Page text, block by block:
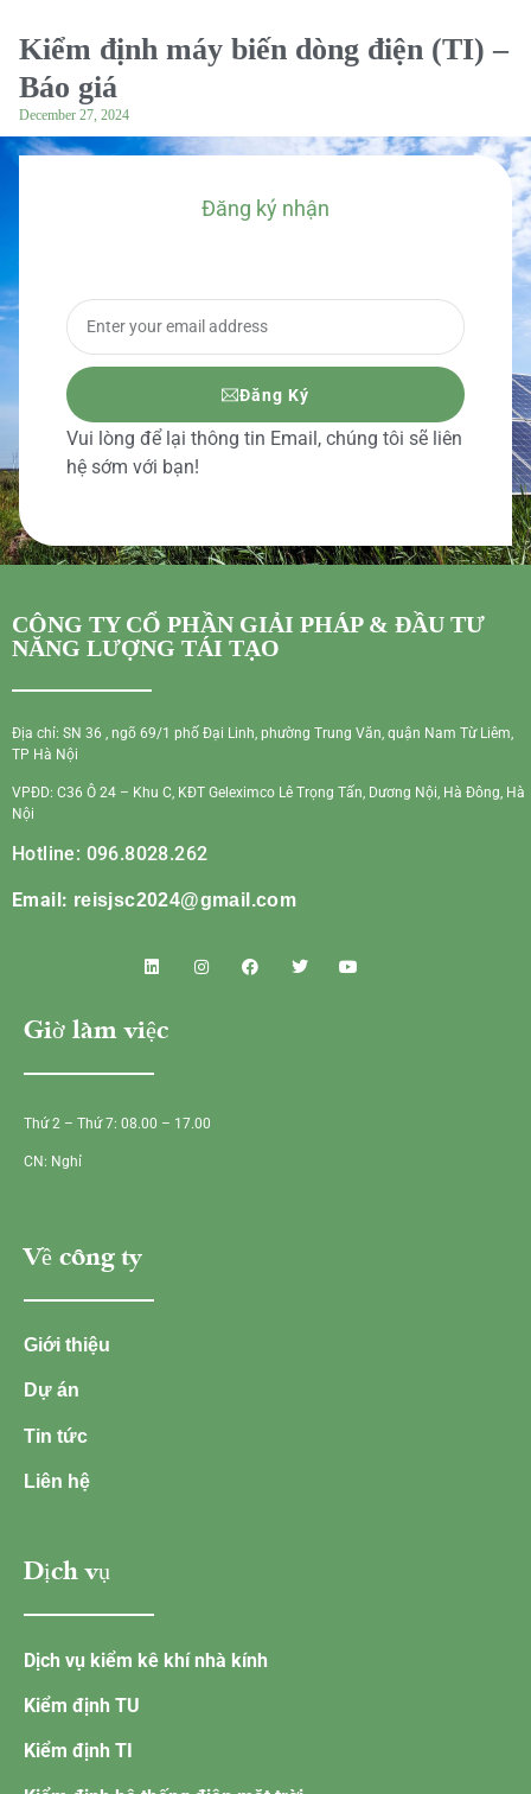
Kiểm định máy biến dòng điện (TI) –
Báo giá
December 27, 2024
Đăng ký nhận
Đăng Ký
Vui lòng để lại thông tin Email, chúng tôi sẽ liên
hệ sớm với bạn!
CÔNG TY CỔ PHẦN GIẢI PHÁP & ĐẦU TƯ
NĂNG LƯỢNG TÁI TẠO
Địa chỉ: SN 36 , ngõ 69/1 phố Đại Linh, phường Trung Văn, quận Nam Từ Liêm,
TP Hà Nội
VPĐD: C36 Ô 24 – Khu C, KĐT Geleximco Lê Trọng Tấn, Dương Nội, Hà Đông, Hà
Nội
Hotline: 096.8028.262
Email: reisjsc2024@gmail.com
Giờ làm việc
Thứ 2 – Thứ 7: 08.00 – 17.00
CN: Nghỉ
Về công ty
Giới thiệu
Dự án
Tin tức
Liên hệ
Dịch vụ
Dịch vụ kiểm kê khí nhà kính
Kiểm định TU
Kiểm định TI